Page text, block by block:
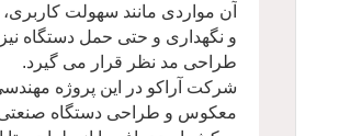
آن مواردی مانند سهولت کاربری،
و نگهداری و حتی حمل دستگاه نیز
طراحی مد نظر قرار می گیرد.
شرکت آراکو در این پروژه
معکوس و طراحی دستگاه